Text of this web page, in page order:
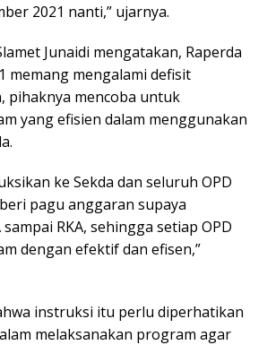
2021 nanti,” ujarnya.
Junaidi mengatakan, Raperda
memang mengalami defisit
pihaknya mencoba untuk
yang efisien dalam menggunakan
ke Sekda dan seluruh OPD
pagu anggaran supaya
RKA, sehingga setiap OPD
dengan efektif dan efisen,”
instruksi itu perlu diperhatikan
melaksanakan program agar